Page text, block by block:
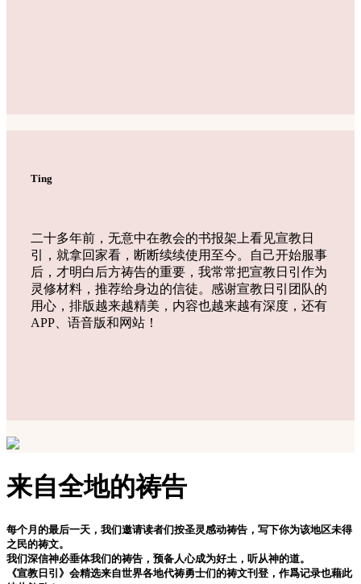
Ting
二十多年前，无意中在教会的书报架上看见宣教日
引，就拿回家看，断断续续使用至今。自己开始服事
后，才明白后方祷告的重要，我常常把宣教日引作为
灵修材料，推荐给身边的信徒。感谢宣教日引团队的
用心，排版越来越精美，内容也越来越有深度，还有
APP、语音版和网站！
来自全地的祷告
每个月的最后一天，我们邀请读者们按圣灵感动祷告，写下你为该地区未得
之民的祷文。
我们深信神必垂体我们的祷告，预备人心成为好土，听从神的道。
《宣教日引》会精选来自世界各地代祷勇士们的祷文刊登，作爲记录也藉此